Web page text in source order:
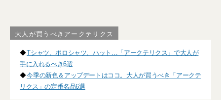
大人が買うべきアークテリクス
◆Tシャツ、ポロシャツ、ハット…「アークテリクス」で大人が
手に入れるべき6選
◆今季の新色＆アップデートはココ。大人が買うべき「アークテ
リクス」の定番名品6選